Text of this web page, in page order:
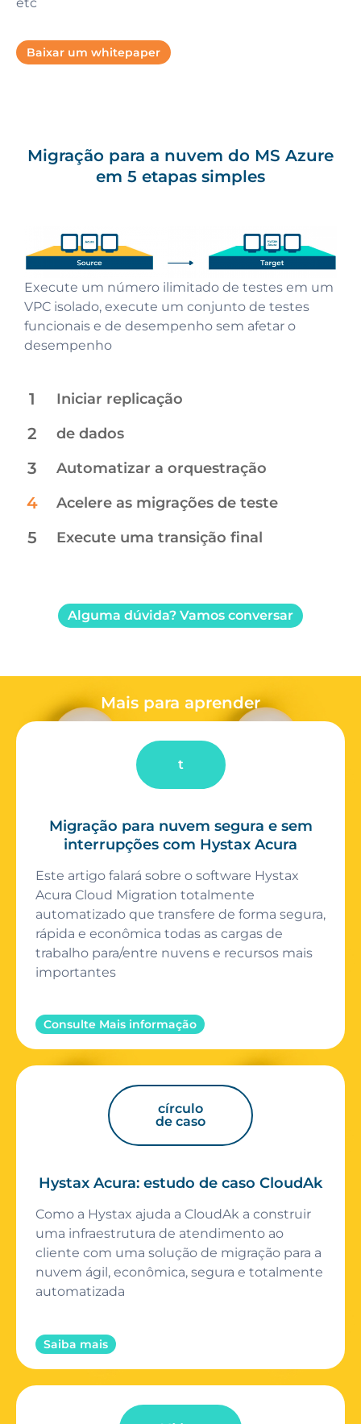
Baixar um whitepaper
Migração para a nuvem do MS Azure
em 5 etapas simples
1 Iniciar replicação
2 de dados
3 Automatizar a orquestração
4 Acelere as migrações de teste
5 Execute uma transição final
Iniciar a replicação em segundo plano de
aplicativos de negócios, dados de máquinas e
metadados sem qualquer impacto no
desempenho
Todos os dados são armazenados usando
volumes e instantâneos de uma nuvem de
destino
A orquestração automatizada lança aplicativos
de negócios totalmente operacionais no Azure
de destino
Execute um número ilimitado de testes em um
VPC isolado, execute um conjunto de testes
funcionais e de desempenho sem afetar o
desempenho
Migração final ou transição dentro de uma janela
de manutenção pequena e previsível
Alguma dúvida? Vamos conversar
Mais para aprender
t
Migração para nuvem segura e sem
interrupções com Hystax Acura
Este artigo falará sobre o software Hystax
Acura Cloud Migration totalmente
automatizado que transfere de forma segura,
rápida e econômica todas as cargas de
trabalho para/entre nuvens e recursos mais
importantes
Consulte Mais informação
círculo
de caso
Hystax Acura: estudo de caso CloudAk
Como a Hystax ajuda a CloudAk a construir
uma infraestrutura de atendimento ao
cliente com uma solução de migração para a
nuvem ágil, econômica, segura e totalmente
automatizada
Saiba mais